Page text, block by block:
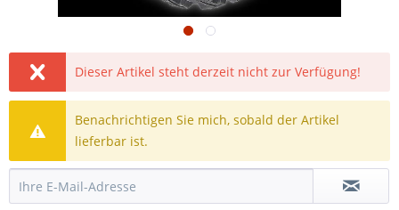
Dieser Artikel steht derzeit nicht zur Verfügung!
Benachrichtigen Sie mich, sobald der Artikel
lieferbar ist.